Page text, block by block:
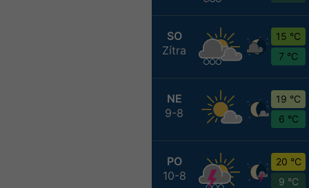
SO
Zítra
15 °C
7 °C
NE
9-8
19 °C
6 °C
PO
10-8
20 °C
9 °C